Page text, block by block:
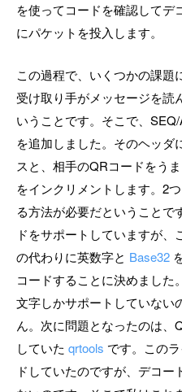
を使ってコードを確認してデ
にパケットを投入します。
この過程で、いくつかの課題
受け取り手がメッセージを読
いうことです。そこで、
を追加しました。そのヘッダ
スと、相手のQRコードをう
をインクリメントします。2
る方法が必要だということで
ドをサポートしていますが
の代わりに英数字と Base32
コードすることに決めまし
文字しかサポートしていない
ん。次に問題となったのは、
していた qrtools です。この
ドしていたのですが、デコ